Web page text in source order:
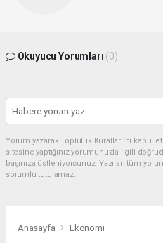
Okuyucu Yorumları (0)
Yorum yazarak Topluluk Kuralları’nı kabul
sitesine yaptığınız yorumunuzla ilgili
başınıza üstleniyorsunuz. Yazılan tüm
sorumlu tutulamaz.
Anasayfa Ekonomi